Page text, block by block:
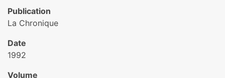
Publication
La Chronique
Date
1992
Volume